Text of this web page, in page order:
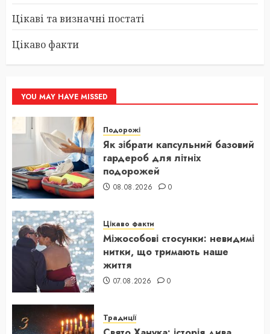
Цікаві та визначні постаті
Цікаво факти
YOU MAY HAVE MISSED
Подорожі
Як зібрати капсульний базовий
гардероб для літніх
подорожей
08.08.2026 0
Цікаво факти
Міжособові стосунки: невидимі
нитки, що тримають наше
життя
07.08.2026 0
Традиції